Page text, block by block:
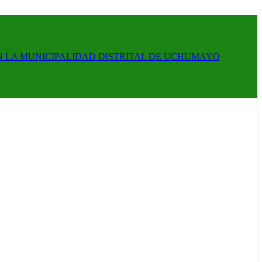
LA MUNICIPALIDAD DISTRITAL DE UCHUMAYO